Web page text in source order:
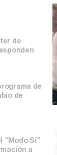
de
de
de
“Modo Sí”
a